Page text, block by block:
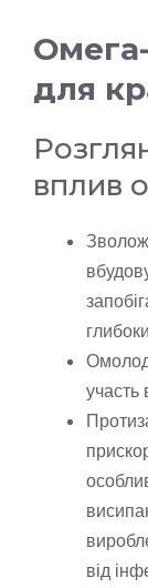
для
вплив
участь
від